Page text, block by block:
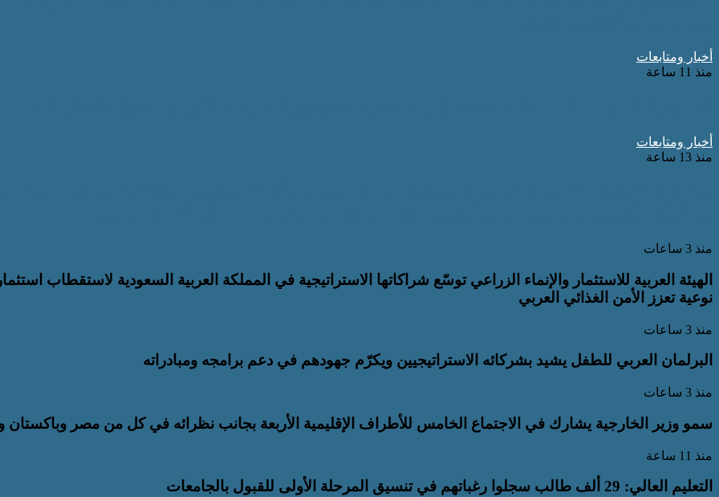
أخبار ومتابعات
منذ 11 ساعة
أخبار ومتابعات
منذ 13 ساعة
منذ 3 ساعات
الهيئة العربية للاستثمار والإنماء الزراعي توسّع شراكاتها الاستراتيجية في المملكة العربية السعودية لاستقطاب
نوعية تعزز الأمن الغذائي العربي
منذ 3 ساعات
البرلمان العربي للطفل يشيد بشركائه الاستراتيجيين ويكرّم جهودهم في دعم برامجه ومبادراته
منذ 3 ساعات
سمو وزير الخارجية يشارك في الاجتماع الخامس للأطراف الإقليمية الأربعة بجانب نظرائه في كل من مصر وباكستان
منذ 11 ساعة
التعليم العالي: 29 ألف طالب سجلوا رغباتهم في تنسيق المرحلة الأولى للقبول بالجامعات